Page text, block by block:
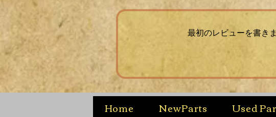
最初のレビューを書き
Home NewParts Used